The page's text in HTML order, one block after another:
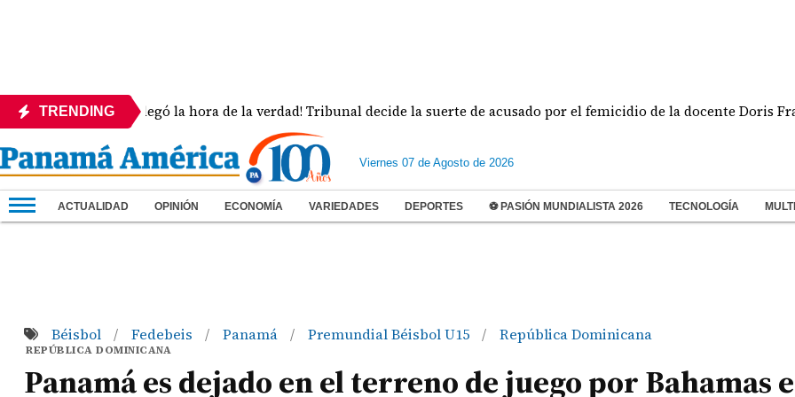
TRENDING¡Llegó la hora de la verdad! Tribunal decide la suerte de acusado por el femicidio de la docente Doris Franco
Viernes 07 de Agosto de 2026
ACTUALIDAD OPINIÓN ECONOMÍA VARIEDADES DEPORTES ⚽ PASIÓN MUNDIALISTA 2026 TECNOLOGÍA
Béisbol / Fedebeis / Panamá / Premundial Béisbol U15 / República Dominicana
REPÚBLICA DOMINICANA
Panamá es dejado en el terreno de juego por Bahamas